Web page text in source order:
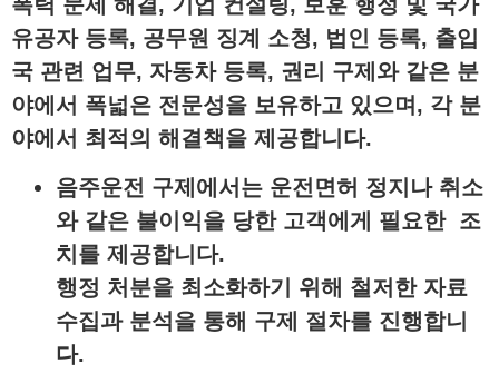
유공자 등록, 공무원 징계 소청, 법인 등록, 출입
국 관련 업무, 자동차 등록, 권리 구제와 같은 분
야에서 폭넓은 전문성을 보유하고 있으며, 각 분
야에서 최적의 해결책을 제공합니다.
음주운전 구제 에서는 운전면허 정지나 취소
와 같은 불이익을 당한 고객에게 필요한 조
치를 제공합니다.
행정 처분을 최소화하기 위해 철저한 자료
수집과 분석을 통해 구제 절차를 진행합니
다.